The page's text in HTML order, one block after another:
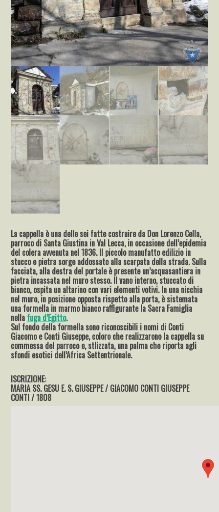
La cappella è una delle sei fatte costruire da Don Lorenzo Cella,
parroco di Santa Giustina in Val Lecca, in occasione dell’epidemia
del colera avvenuta nel 1836. Il piccolo manufatto edilizio in
stucco e pietra sorge addossato alla scarpata della strada. Sulla
facciata, alla destra del portale è presente un’acquasantiera in
pietra incassata nel muro stesso. Il vano interno, stuccato di
bianco, ospita un altarino con vari elementi votivi. In una nicchia
nel muro, in posizione opposta rispetto alla porta, è sistemata
una formella in marmo bianco raffigurante la Sacra Famiglia
nella fuga d’Egitto.
Sul fondo della formella sono riconoscibili i nomi di Conti
Giacomo e Conti Giuseppe, coloro che realizzarono la cappella su
commessa del parroco e, stlizzata, una palma che riporta agli
sfondi esotici dell’Africa Settentrionale.
ISCRIZIONE:
MARIA SS. GESU E. S. GIUSEPPE / GIACOMO CONTI GIUSEPPE
CONTI / 1808